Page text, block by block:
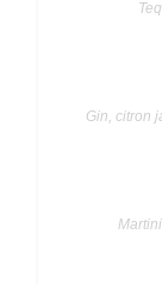
Gin, citron